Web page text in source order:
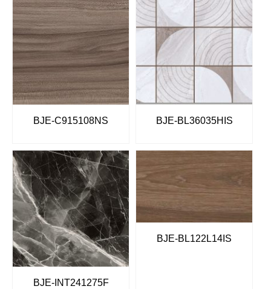
BJE-C915108NS BJE-BL36035HIS
BJE-INT241275F
BJE-BL122L14IS